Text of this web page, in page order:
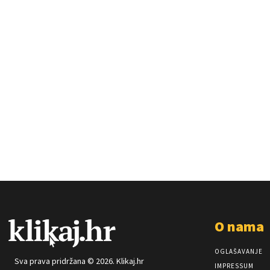
Sva prava pridržana © 2026. Klikaj.hr
O nama
OGLAŠAVANJE
IMPRESSUM